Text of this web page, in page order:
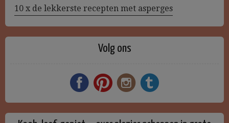
10 x de lekkerste recepten met asperges
Volg ons